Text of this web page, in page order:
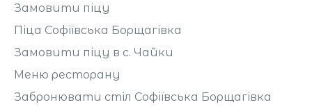
Замовити піцу
Піца Софіївська Борщагівка
Замовити піцу в с. Чайки
Меню ресторану
Забронювати стіл Софіївська Борщагівка